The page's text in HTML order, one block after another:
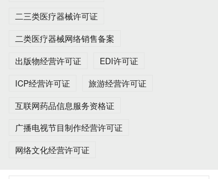
二三类医疗器械许可证
二类医疗器械网络销售备案
出版物经营许可证
EDI许可证
ICP经营许可证
旅游经营许可证
互联网药品信息服务资格证
广播电视节目制作经营许可证
网络文化经营许可证